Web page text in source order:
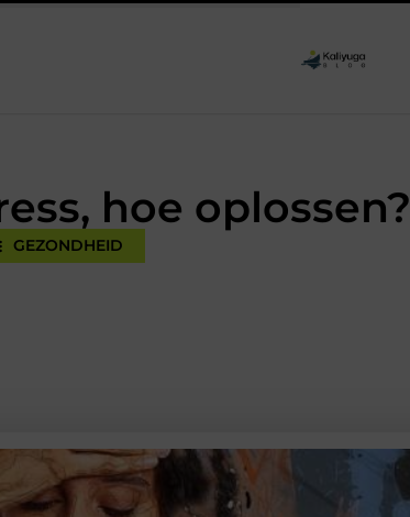
hoe oplossen?
GEZONDHEID